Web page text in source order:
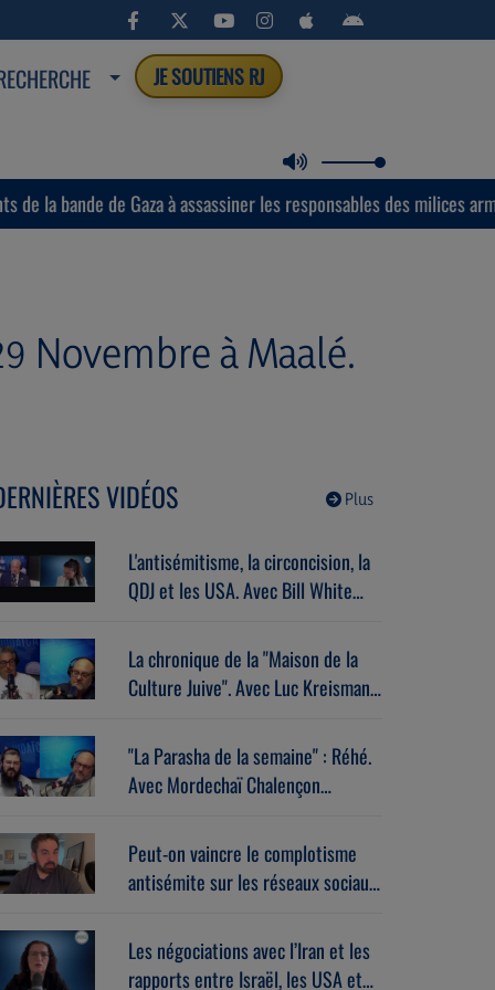
JE SOUTIENS RJ
Gaza à assassiner les responsables des milices armées soutenues
Novembre à Maalé.
Plus
VIDÉOS
L'antisémitisme, la circoncision, la
QDJ et les USA. Avec Bill White
La chronique de la "Maison de la
Culture Juive". Avec Luc Kreisman
"La Parasha de la semaine" : Réhé.
Avec Mordechaï Chalençon
Peut-on vaincre le complotisme
antisémite sur les réseaux sociaux
(06/08/2026)
Les négociations avec l’Iran et les
rapports entre Israël, les USA et